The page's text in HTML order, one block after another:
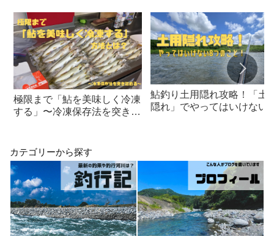
極限まで「鮎を美味しく冷凍
する」〜冷凍保存法を突き詰
鮎釣り土用隠れ攻略！「土
隠れ」でやってはいけない8
カテゴリーから探す